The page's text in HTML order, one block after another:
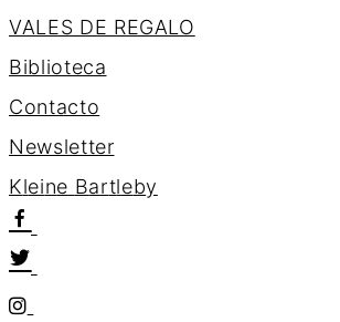
VALES DE REGALO
Biblioteca
Contacto
Newsletter
Kleine Bartleby